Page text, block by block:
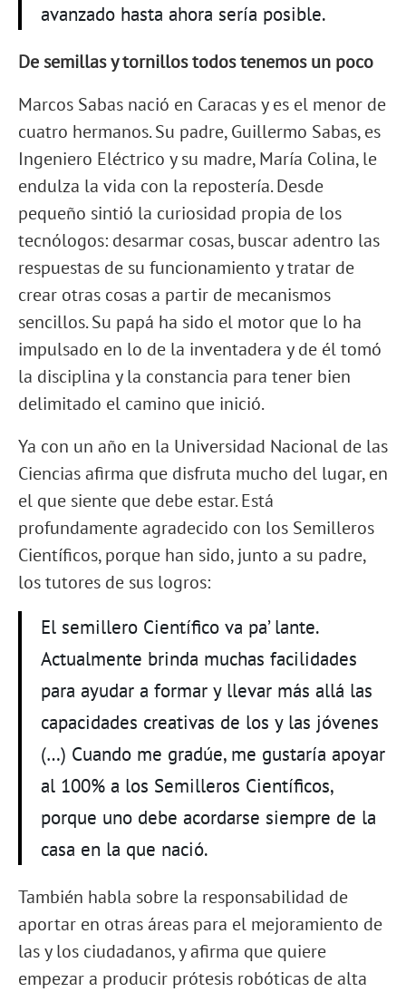
avanzado hasta ahora sería posible.
De semillas y tornillos todos tenemos un poco
Marcos Sabas nació en Caracas y es el menor de
cuatro hermanos. Su padre, Guillermo Sabas, es
Ingeniero Eléctrico y su madre, María Colina, le
endulza la vida con la repostería. Desde
pequeño sintió la curiosidad propia de los
tecnólogos: desarmar cosas, buscar adentro las
respuestas de su funcionamiento y tratar de
crear otras cosas a partir de mecanismos
sencillos. Su papá ha sido el motor que lo ha
impulsado en lo de la inventadera y de él tomó
la disciplina y la constancia para tener bien
delimitado el camino que inició.
Ya con un año en la Universidad Nacional de las
Ciencias afirma que disfruta mucho del lugar, en
el que siente que debe estar. Está
profundamente agradecido con los Semilleros
Científicos, porque han sido, junto a su padre,
los tutores de sus logros:
El semillero Científico va pa’ lante.
Actualmente brinda muchas facilidades
para ayudar a formar y llevar más allá las
capacidades creativas de los y las jóvenes
(…) Cuando me gradúe, me gustaría apoyar
al 100% a los Semilleros Científicos,
porque uno debe acordarse siempre de la
casa en la que nació.
También habla sobre la responsabilidad de
aportar en otras áreas para el mejoramiento de
las y los ciudadanos, y afirma que quiere
empezar a producir prótesis robóticas de alta